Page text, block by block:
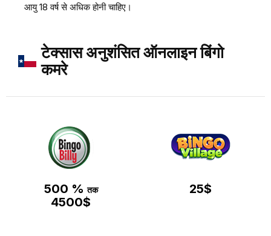
आयु 18 वर्ष से अधिक होनी चाहिए।
टेक्सास अनुशंसित ऑनलाइन बिंगो
कमरे
500 %तक
4500$
25$